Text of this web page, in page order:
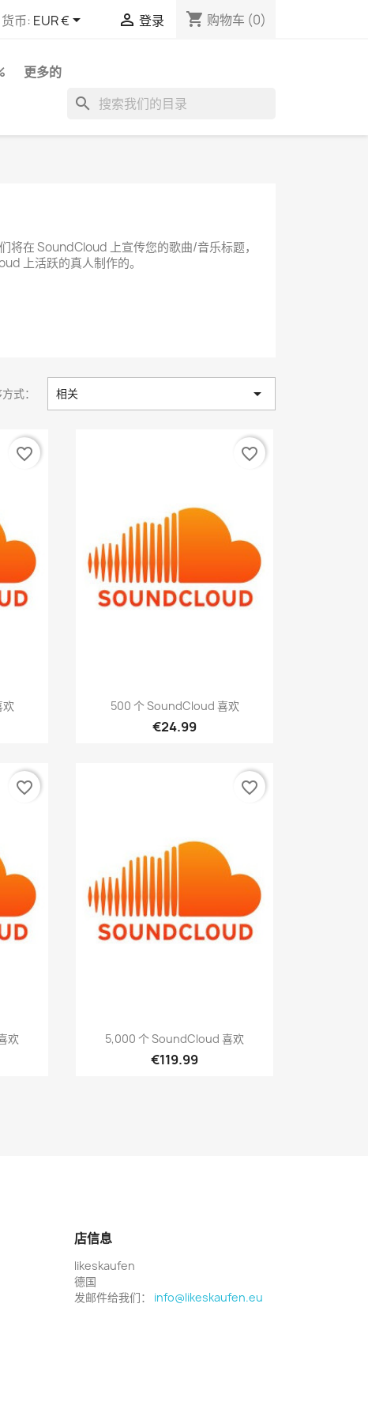
货币: EUR €  登录 shopping_cart 购物车 (0)
更多的
search
将在 SoundCloud 上宣传您的歌曲/音乐标题，
上活跃的真人制作的。
式： 相关 
favorite_border
快速查看
500 个 SoundCloud 喜欢
€24.99
favorite_border
欢
favorite_border
快速查看
5,000 个 SoundCloud 喜欢
€119.99
favorite_border
店信息
likeskaufen
德国
发邮件给我们： info@likeskaufen.eu